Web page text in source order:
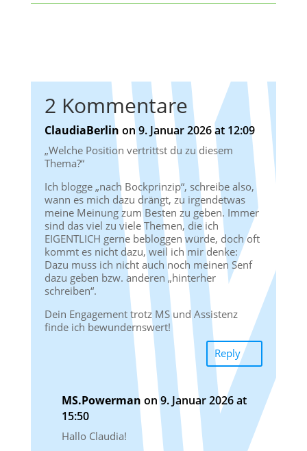
2 Kommentare
ClaudiaBerlin on 9. Januar 2026 at 12:09
„Welche Position vertrittst du zu diesem
Thema?“
Ich blogge „nach Bockprinzip“, schreibe also,
wann es mich dazu drängt, zu irgendetwas
meine Meinung zum Besten zu geben. Immer
sind das viel zu viele Themen, die ich
EIGENTLICH gerne bebloggen würde, doch oft
kommt es nicht dazu, weil ich mir denke:
Dazu muss ich nicht auch noch meinen Senf
dazu geben bzw. anderen „hinterher
schreiben“.
Dein Engagement trotz MS und Assistenz
finde ich bewundernswert!
Reply
MS.Powerman on 9. Januar 2026 at
15:50
Hallo Claudia!